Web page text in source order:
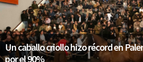
Un caballo criollo hizo récord en
por el 90%